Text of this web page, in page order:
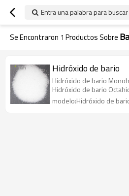
Entra una palabra para
Se Encontraron 1 Productos Sobre
Hidróxido de bario
Hidróxido de bario
Hidróxido de bario
modelo:Hidróxido de